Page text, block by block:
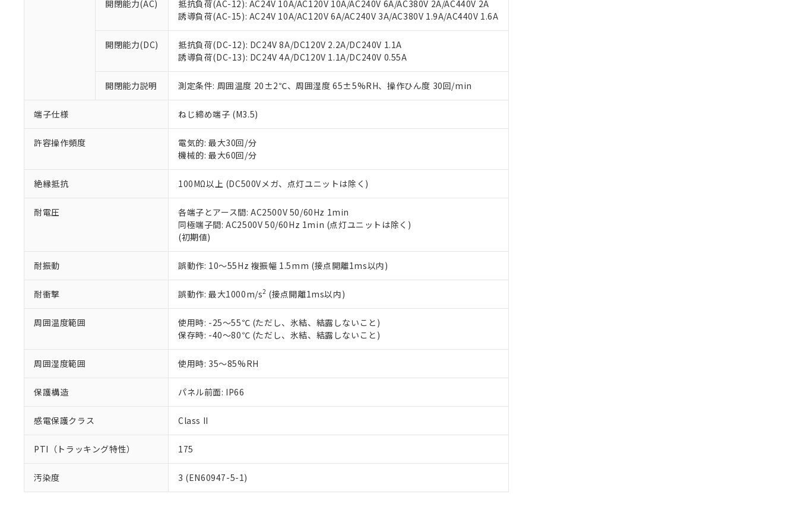
開閉能力(AC)
抵抗負荷(AC-12): AC24V 10A/AC120V 10A/AC240V 6A/AC380V 2A/AC440V 2A
誘導負荷(AC-15): AC24V 10A/AC120V 6A/AC240V 3A/AC380V 1.9A/AC440V 1.6A
開閉能力(DC)
抵抗負荷(DC-12): DC24V 8A/DC120V 2.2A/DC240V 1.1A
誘導負荷(DC-13): DC24V 4A/DC120V 1.1A/DC240V 0.55A
開閉能力説明 測定条件: 周囲温度 20±2℃、周囲湿度 65±5%RH、操作ひん度 30回/min
端子仕様 ねじ締め端子 (M3.5)
許容操作頻度
電気的: 最大30回/分
機械的: 最大60回/分
絶縁抵抗 100MΩ以上 (DC500Vメガ、点灯ユニットは除く)
耐電圧
各端子とアース間: AC2500V 50/60Hz 1min
同極端子間: AC2500V 50/60Hz 1min (点灯ユニットは除く)
(初期値)
耐振動 誤動作: 10～55Hz 複振幅 1.5mm (接点開離1ms以内)
耐衝撃 誤動作: 最大1000m/s2 (接点開離1ms以内)
周囲温度範囲
使用時: -25～55℃ (ただし、氷結、結露しないこと)
保存時: -40～80℃ (ただし、氷結、結露しないこと)
周囲湿度範囲 使用時: 35～85%RH
保護構造 パネル前面: IP66
感電保護クラス Class II
PTI（トラッキング特性） 175
汚染度 3 (EN60947-5-1)
お客様が当ウェブサイト上で当社にご登録された部品リストについて、当社および当社の共同利用者
が、当社の製品・サービスに関するお客様との取引・商談に必要な範囲で利用することをご了承くだ
さい。
※当社の共同利用者とは、"個人情報の共同利用に関して"
いる法人を指します。
※3 非含有証明書ダウンロード
下記の非含有証明書をダウンロードすることができます。
EU RoHS指令（10物質）の非含有証明書
51物質の非含有証明書（当社基準）
※本証明書は発行日時点で非含有を証明するもので、過去に遡って非含有を証明するものではありません。
また、RoHS指令のフタル酸エステル類４物質の対応では、対応完了までの期間は出荷製品に未対応品が
既に当社にて対応品への在庫切替を完了していることから、特段のことがない限り、2022年1月12日よ
り割愛しております。
「－」：未確認です。当社販売部門へお問い合わせください。
合意する キャンセル
白